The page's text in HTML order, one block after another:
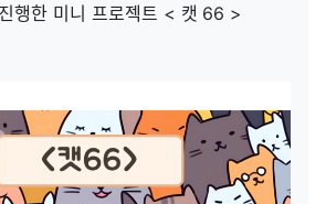
행한 미니 프로젝트 < 캣 66 >